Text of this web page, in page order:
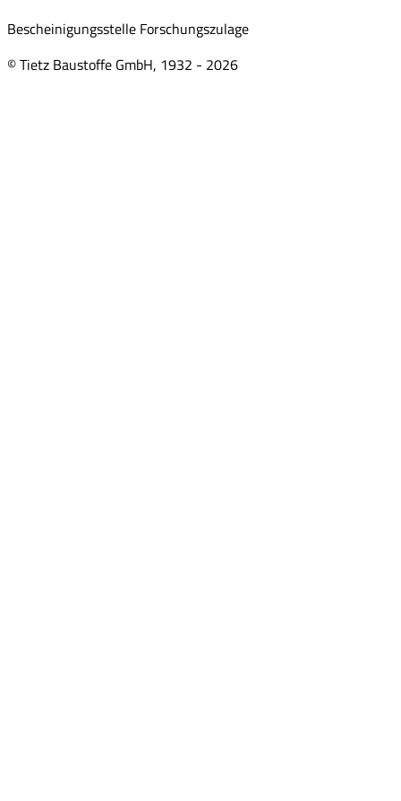
Bescheinigungsstelle Forschungszulage
© Tietz Baustoffe GmbH, 1932 - 2026